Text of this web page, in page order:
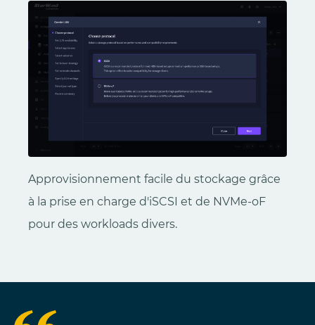
Approvisionnement facile du stockage grâce
à la prise en charge d'iSCSI et de NVMe-oF
pour des workloads divers.